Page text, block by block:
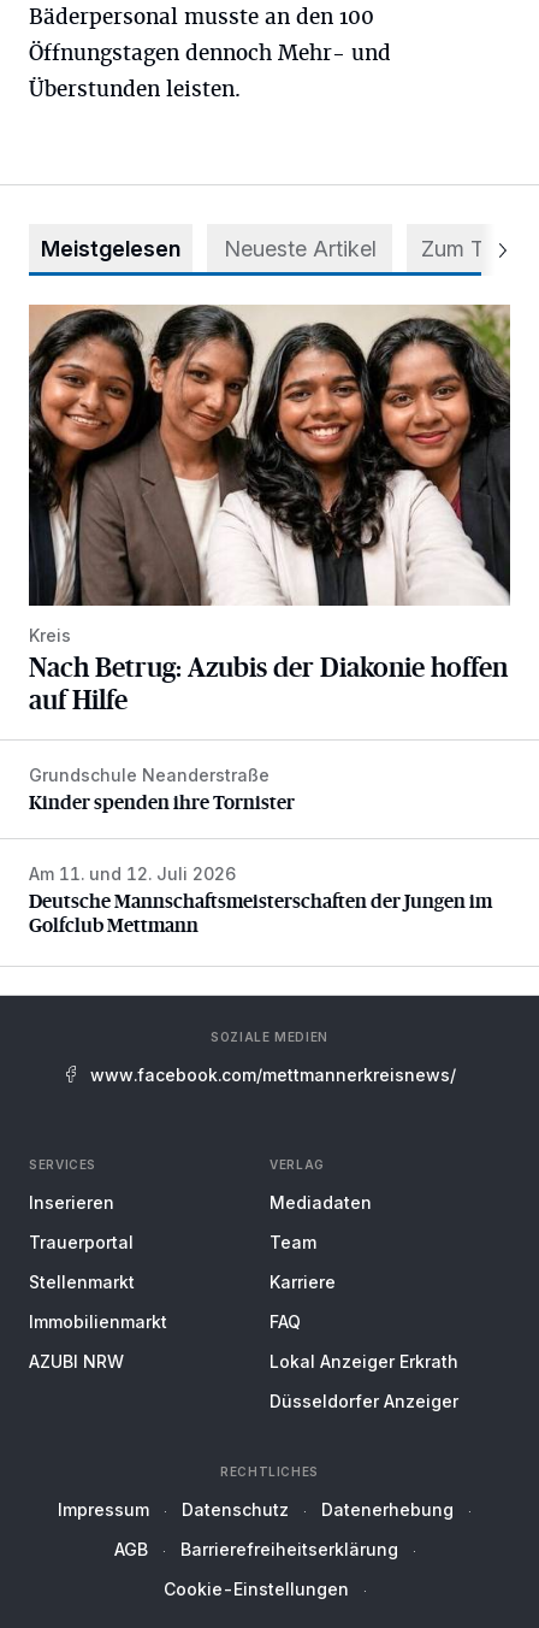
Bäderpersonal musste an den 100
Öffnungstagen dennoch Mehr- und
Überstunden leisten.
Meistgelesen Neueste Artikel Zum Thema
Nach Betrug: Azubis der Diakonie hoffen auf Hilfe
Kreis
Nach Betrug: Azubis der Diakonie hoffen
auf Hilfe
Kinder spenden ihre Tornister
Grundschule Neanderstraße
Kinder spenden ihre Tornister
Deutsche Mannschaftsmeisterschaften der Jungen im
Am 11. und 12. Juli 2026
Deutsche Mannschaftsmeisterschaften der Jungen im
Golfclub Mettmann
SOZIALE MEDIEN
www.facebook.com/mettmannerkreisnews/
SERVICES
Inserieren
Trauerportal
Stellenmarkt
Immobilienmarkt
AZUBI NRW
VERLAG
Mediadaten
Team
Karriere
FAQ
Lokal Anzeiger Erkrath
Düsseldorfer Anzeiger
RECHTLICHES
Impressum Datenschutz
Datenerhebung
AGB
Barrierefreiheitserklärung
Cookie-Einstellungen